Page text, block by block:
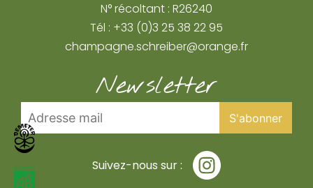
N° récoltant : R26240
Tél : +33 (0)3 25 38 22 95
champagne.schreiber@orange.fr
Newsletter
Suivez-nous sur :